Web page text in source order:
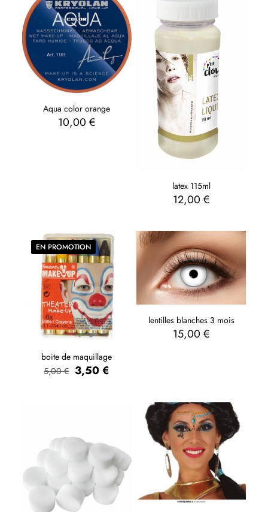
Aqua color orange
10,00€
latex 115ml
12,00 €
EN PROMOTION
boite de maquillage
5,00€ 3,50€
lentilles blanches 3 mois
15,00 €